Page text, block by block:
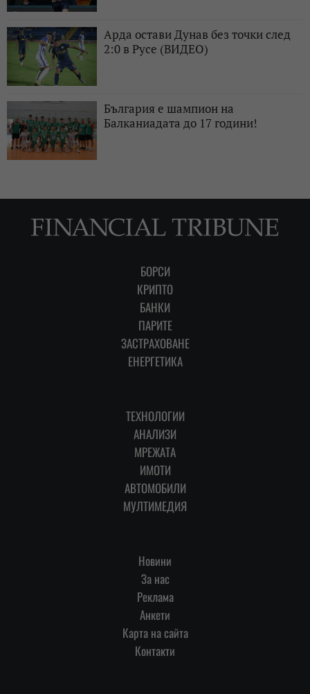
Арда остави Дунав без точки след
2:0 в Русе (ВИДЕО)
България е шампион на
Балканиадата до 17 години!
БОРСИ
КРИПТО
БАНКИ
ПАРИТЕ
ЗАСТРАХОВАНЕ
ЕНЕРГЕТИКА
ТЕХНОЛОГИИ
АНАЛИЗИ
МРЕЖАТА
ИМОТИ
АВТОМОБИЛИ
МУЛТИМЕДИЯ
Новини
За нас
Реклама
Анкети
Карта на сайта
Контакти